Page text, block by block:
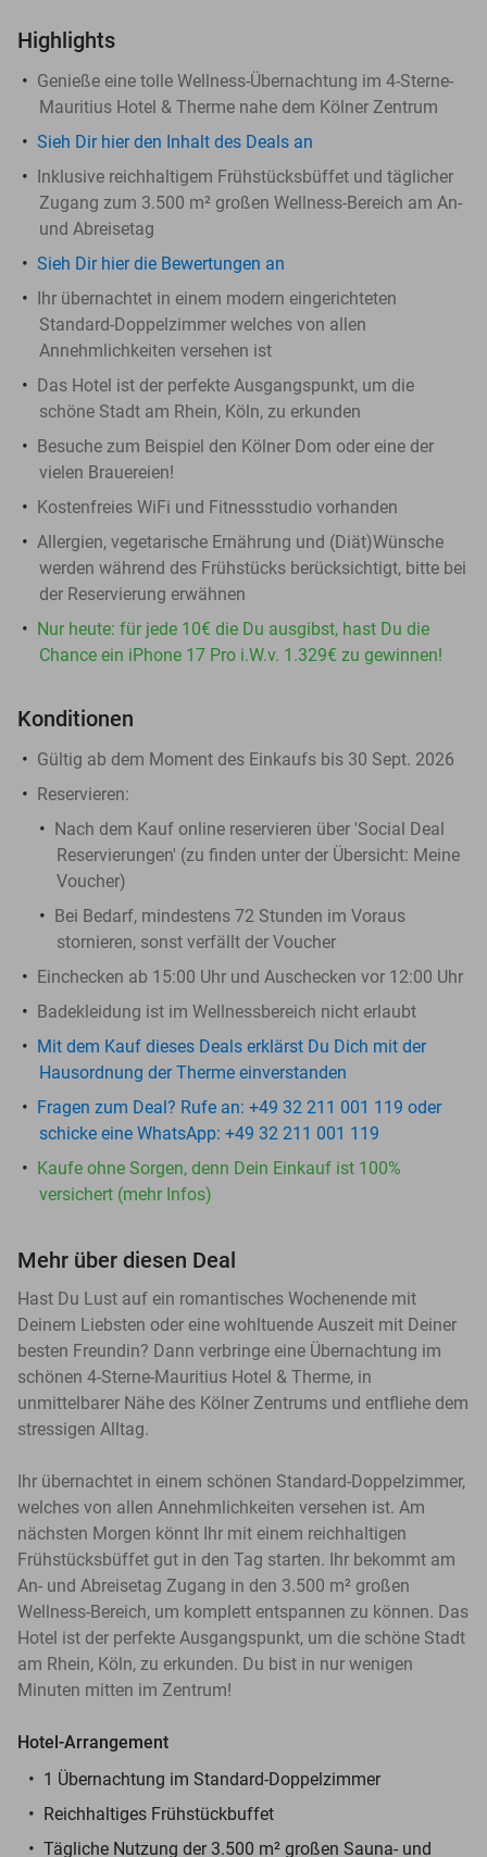
Highlights
Genieße eine tolle Wellness-Übernachtung im 4-Sterne-
Mauritius Hotel & Therme nahe dem Kölner Zentrum
Sieh Dir hier den Inhalt des Deals an
Inklusive reichhaltigem Frühstücksbüffet und täglicher
Zugang zum 3.500 m² großen Wellness-Bereich am An-
und Abreisetag
Sieh Dir hier die Bewertungen an
Ihr übernachtet in einem modern eingerichteten
Standard-Doppelzimmer welches von allen
Annehmlichkeiten versehen ist
Das Hotel ist der perfekte Ausgangspunkt, um die
schöne Stadt am Rhein, Köln, zu erkunden
Besuche zum Beispiel den Kölner Dom oder eine der
vielen Brauereien!
Kostenfreies WiFi und Fitnessstudio vorhanden
Allergien, vegetarische Ernährung und (Diät)Wünsche
werden während des Frühstücks berücksichtigt, bitte bei
der Reservierung erwähnen
Nur heute: für jede 10€ die Du ausgibst, hast Du die
Chance ein iPhone 17 Pro i.W.v. 1.329€ zu gewinnen!
Konditionen
Gültig ab dem Moment des Einkaufs bis 30 Sept. 2026
Reservieren:
Nach dem Kauf online reservieren über 'Social Deal
Reservierungen' (zu finden unter der Übersicht: Meine
Voucher)
Bei Bedarf, mindestens 72 Stunden im Voraus
stornieren, sonst verfällt der Voucher
Einchecken ab 15:00 Uhr und Auschecken vor 12:00 Uhr
Badekleidung ist im Wellnessbereich nicht erlaubt
Mit dem Kauf dieses Deals erklärst Du Dich mit der
Hausordnung der Therme einverstanden
Fragen zum Deal? Rufe an: +49 32 211 001 119 oder
schicke eine WhatsApp: +49 32 211 001 119
Kaufe ohne Sorgen, denn Dein Einkauf ist 100%
versichert (mehr Infos)
Mehr über diesen Deal
Hast Du Lust auf ein romantisches Wochenende mit
Deinem Liebsten oder eine wohltuende Auszeit mit Deiner
besten Freundin? Dann verbringe eine Übernachtung im
schönen 4-Sterne-Mauritius Hotel & Therme, in
unmittelbarer Nähe des Kölner Zentrums und entfliehe dem
stressigen Alltag.
Ihr übernachtet in einem schönen Standard-Doppelzimmer,
welches von allen Annehmlichkeiten versehen ist. Am
nächsten Morgen könnt Ihr mit einem reichhaltigen
Frühstücksbüffet gut in den Tag starten. Ihr bekommt am
An- und Abreisetag Zugang in den 3.500 m² großen
Wellness-Bereich, um komplett entspannen zu können. Das
Hotel ist der perfekte Ausgangspunkt, um die schöne Stadt
am Rhein, Köln, zu erkunden. Du bist in nur wenigen
Minuten mitten im Zentrum!
Hotel-Arrangement
1 Übernachtung im Standard-Doppelzimmer
Reichhaltiges Frühstückbuffet
Tägliche Nutzung der 3.500 m² großen Sauna- und